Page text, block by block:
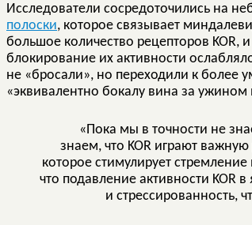
Исследователи сосредоточились на
полоски, которое связывает
большое количество рецепторов
блокирование их активности
не «бросали», но переходили к более
«эквивалентно бокалу вина за
«Пока мы в точности не
знаем, что KOR играют
которое стимулирует
что подавление активности KOR
и стрессированность,